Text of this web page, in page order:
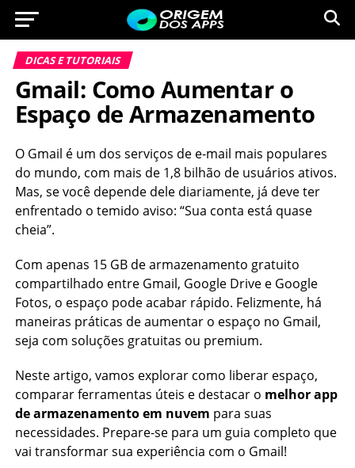
DICAS E TUTORIAIS
Gmail: Como Aumentar o
Espaço de Armazenamento
O Gmail é um dos serviços de e-mail mais populares
do mundo, com mais de 1,8 bilhão de usuários ativos.
Mas, se você depende dele diariamente, já deve ter
enfrentado o temido aviso: “Sua conta está quase
cheia”.
Com apenas 15 GB de armazenamento gratuito
compartilhado entre Gmail, Google Drive e Google
Fotos, o espaço pode acabar rápido. Felizmente, há
maneiras práticas de aumentar o espaço no Gmail,
seja com soluções gratuitas ou premium.
Neste artigo, vamos explorar como liberar espaço,
comparar ferramentas úteis e destacar o melhor app
de armazenamento em nuvem para suas
necessidades. Prepare-se para um guia completo que
vai transformar sua experiência com o Gmail!